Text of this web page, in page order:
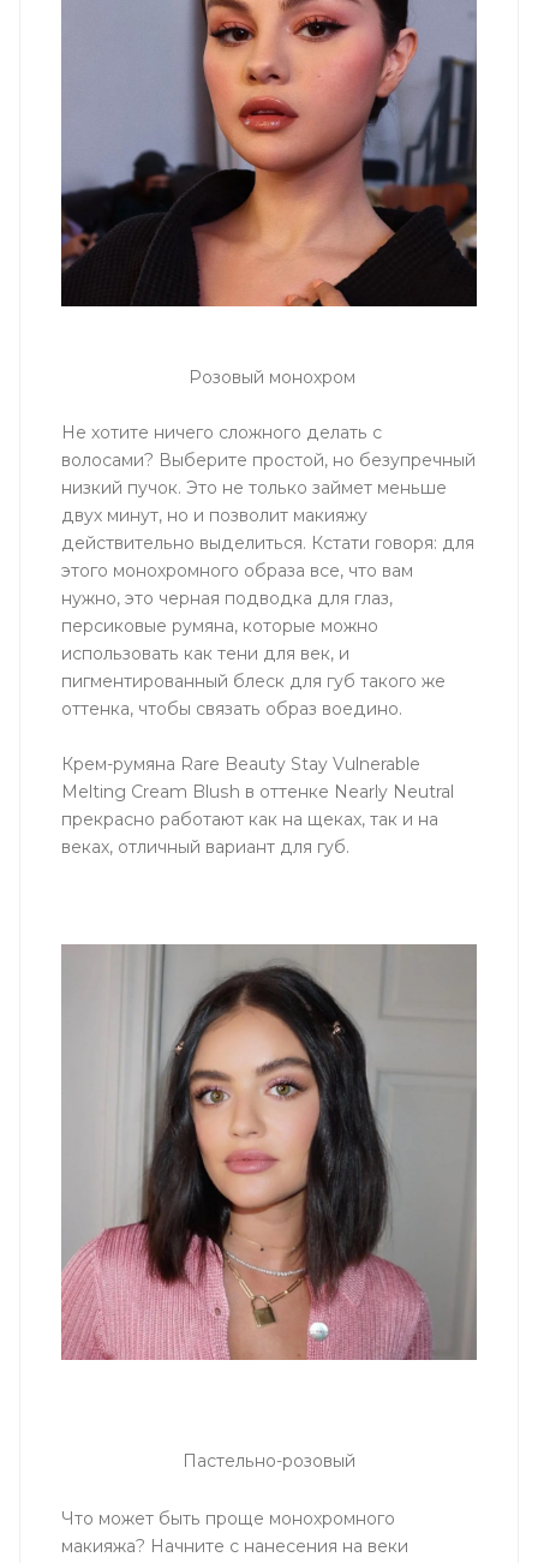
Розовый монохром
Не хотите ничего сложного делать с
волосами? Выберите простой, но безупречный
низкий пучок. Это не только займет меньше
двух минут, но и позволит макияжу
действительно выделиться. Кстати говоря: для
этого монохромного образа все, что вам
нужно, это черная подводка для глаз,
персиковые румяна, которые можно
использовать как тени для век, и
пигментированный блеск для губ такого же
оттенка, чтобы связать образ воедино.
Крем-румяна Rare Beauty Stay Vulnerable
Melting Cream Blush в оттенке Nearly Neutral
прекрасно работают как на щеках, так и на
веках, отличный вариант для губ.
Пастельно-розовый
Что может быть проще монохромного
макияжа? Начните с нанесения на веки